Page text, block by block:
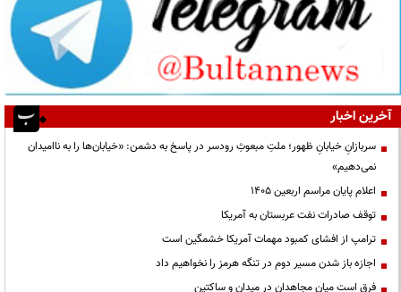
آخرین اخبار
سربازانِ خیابانِ ظهور؛ ملتِ مبعوثِ رودسر در پاسخ به دشمن: «خیابان‌ها را به ناامیدان
نمی‌دهیم»
اعلام پایان مراسم اربعین ۱۴۰۵
توقف صادرات نفت عربستان به آمریکا
ترامپ از افشای کمبود مهمات آمریکا خشمگین است
اجازه باز شدن مسیر دوم در تنگه هرمز را نخواهیم داد
فرق است میان مجاهدان در میدان و ساکتین